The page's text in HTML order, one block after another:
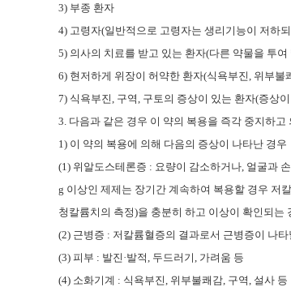
3) 부종 환자
4) 고령자(일반적으로 고령자는 생리기능이 저하
5) 의사의 치료를 받고 있는 환자(다른 약물을 투
6) 현저하게 위장이 허약한 환자(식욕부진 위부불
7) 식욕부진 구역 구토의 증상이 있는 환자(증상
3. 다음과 같은 경우 이 약의 복용을 즉각 중지하고
1) 이 약의 복용에 의해 다음의 증상이 나타난 경우
(1) 위알도스테론증 : 요량이 감소하거나 얼굴과
g 이상인 제제는 장기간 계속하여 복용할 경우 저
청칼륨치의 측정)을 충분히 하고 이상이 확인되는
(2) 근병증 : 저칼륨혈증의 결과로서 근병증이 나
(3) 피부 : 발진 ·발적 두드러기 가려움 등
(4) 소화기계 : 식욕부진 위부불쾌감 구역 설사 등